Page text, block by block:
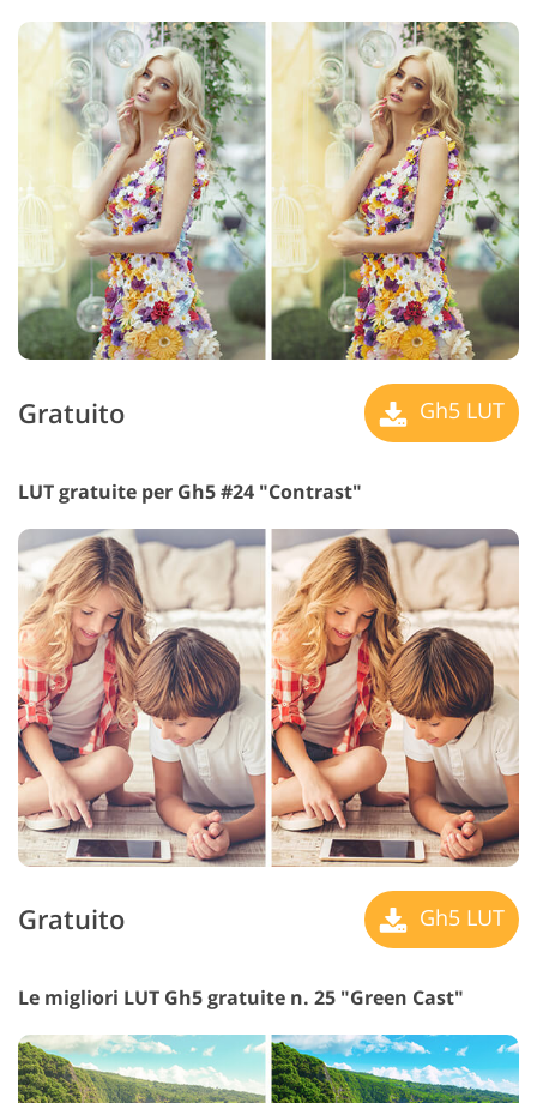
Gratuito Gh5 LUT
LUT gratuite per Gh5 #24 "Contrast"
Gratuito Gh5 LUT
Le migliori LUT Gh5 gratuite n. 25 "Green Cast"